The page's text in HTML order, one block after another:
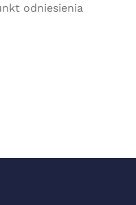
odniesienia